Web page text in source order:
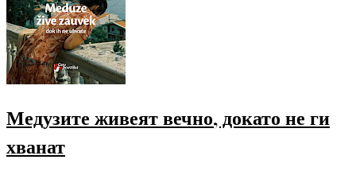
Медузите живеят вечно, докато не ги
хванат